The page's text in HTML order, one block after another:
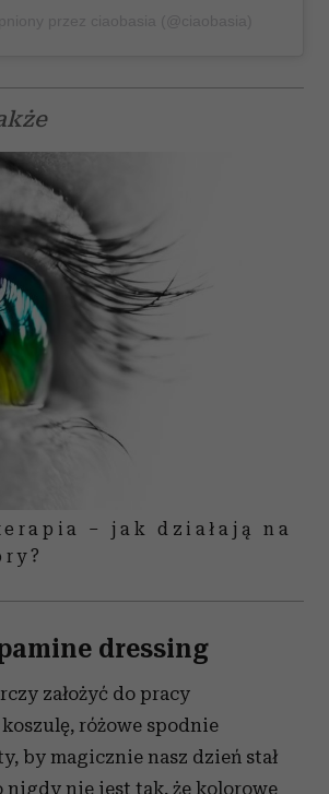
– jak działają na
dressing
założyć do pracy
różowe spodnie
by magicznie nasz dzień stał
nigdy nie jest tak, że kolorowe